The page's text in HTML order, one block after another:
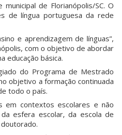
de Florianópolis/SC. O
de língua portuguesa da rede
e aprendizagem de línguas”,
com o objetivo de abordar
educação básica.
do Programa de Mestrado
objetivo a formação continuada
todo o país.
em contextos escolares e não
esfera escolar, da escola de